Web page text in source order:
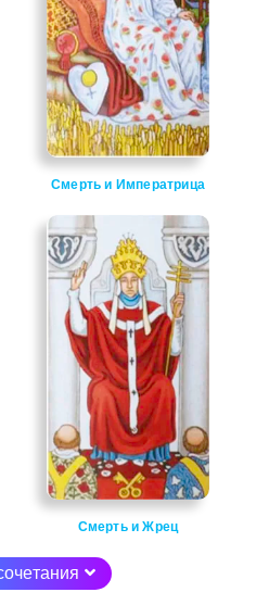
Смерть и Императрица
Смерть и Жрец